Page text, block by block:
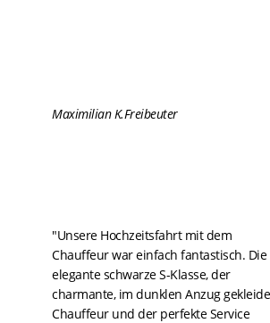
Maximilian K.Freibeuter
"Unsere Hochzeitsfahrt mit dem
Chauffeur war einfach fantastisch. Die
elegante schwarze S-Klasse, der
charmante, im dunklen Anzug
Chauffeur und der perfekte Service